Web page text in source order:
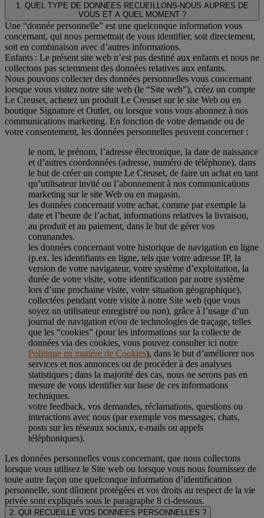
1. QUEL TYPE DE DONNEES RECUEILLONS-NOUS AUPRES DE
VOUS ET A QUEL MOMENT ?
Une “donnée personnelle” est une quelconque information vous
concernant, qui nous permettrait de vous identifier, soit directement,
soit en combinaison avec d’autres informations.
Enfants : Le présent site web n’est pas destiné aux enfants et nous ne
collectons pas sciemment des données relatives aux enfants.
Nous pouvons collecter des données personnelles vous concernant
lorsque vous visitez notre site web (le “Site web”), créez un compte
Le Creuset, achetez un produit Le Creuset sur le site Web ou en
boutique Signature et Outlet, ou lorsque vous vous abonnez à nos
communications marketing. En fonction de votre demande ou de
votre consentement, les données personnelles peuvent concerner :
le nom, le prénom, l’adresse électronique, la date de naissance
et d’autres coordonnées (adresse, numéro de téléphone), dans
le but de créer un compte Le Creuset, de faire un achat en tant
qu’utilisateur invité ou l’abonnement à nos communications
marketing sur le site Web ou en magasin.
les données concernant votre achat, comme par exemple la
date et l’heure de l’achat, informations relatives la livraison,
au produit et au paiement, dans le but de gérer vos
commandes.
les données concernant votre historique de navigation en ligne
(p.ex. les identifiants en ligne, tels que votre adresse IP, la
version de votre navigateur, votre système d’exploitation, la
durée de votre visite, votre identification par notre système
lors d’une prochaine visite, votre situation géographique),
collectées pendant votre visite à notre Site web (que vous
soyez un utilisateur enregistré ou non), grâce à l’usage d’un
journal de navigation et/ou de technologies de traçage, telles
que les “cookies” (pour les informations sur la collecte de
données via des cookies, vous pouvez consulter ici notre
Politique en matière de Cookies), dans le but d’améliorer nos
services et nos annonces ou de procéder à des analyses
statistiques ; dans la majorité des cas, nous ne serons pas en
mesure de vous identifier sur base de ces informations
techniques.
votre feedback, vos demandes, réclamations, questions ou
interactions avec nous (par exemple vos messages, chats,
posts sur les réseaux sociaux, e-mails ou appels
téléphoniques).
Les données personnelles vous concernant, que nous collectons
lorsque vous utilisez le Site web ou lorsque vous nous fournissez de
toute autre façon une quelconque information d’identification
personnelle, sont dûment protégées et vos droits au respect de la vie
privée sont expliqués sous le paragraphe 8 ci-dessous.
2. QUI RECUEILLE VOS DONNEES PERSONNELLES ?